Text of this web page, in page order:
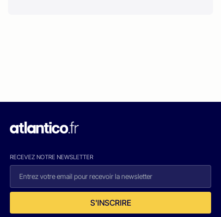
RECEVEZ NOTRE NEWSLETTER
S'INSCRIRE